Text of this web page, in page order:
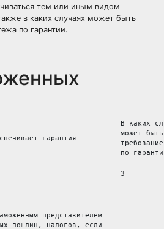
тем или иным видом
в каких случаях может быть
по гарантии.
гарантия
В каких
может
по
3
представителем
пошлин, налогов, если